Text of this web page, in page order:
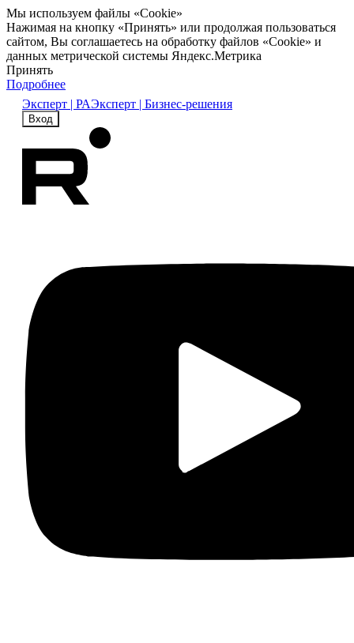
Мы используем файлы «Cookie»
Нажимая на кнопку «Принять» или продолжая пользоваться
сайтом, Вы соглашаетесь на обработку файлов «Cookie» и
данных метрической системы Яндекс.Метрика
Принять
Подробнее
Эксперт | РАЭксперт | Бизнес-решения
Вход